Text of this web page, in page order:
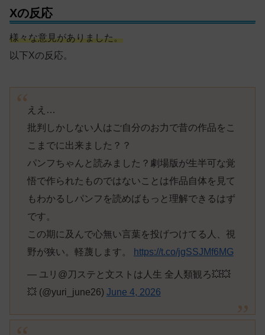
Xの反応
様々な意見がありました。
以下Xの反応。
ええ…
批判しかしない人はご自分のお力で昔の作品をこ
こまでに出来ました？？
パンフちゃんと読みました？劇場版が生半可な覚
悟で作られたものではないことは作品自体を見て
もわかるしパンフを読めばもっと理解できるはず
です。
この期に及んで心無い言葉を投げつけてる人、視
野が狭い。軽蔑します。
https://t.co/jgSSJMf6MG
— ユリ@刀ステと文ストは人生 全人類観ろ💥💥
💥 (@yuri_june26) June 4, 2026